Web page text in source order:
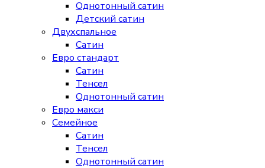
Однотонный сатин
Детский сатин
Двухспальное
Сатин
Евро стандарт
Сатин
Тенсел
Однотонный сатин
Евро макси
Семейное
Сатин
Тенсел
Однотонный сатин